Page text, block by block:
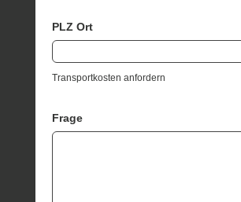
PLZ Ort
Transportkosten anfordern
Frage